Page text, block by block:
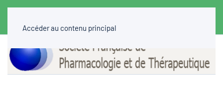
Accéder au contenu principal